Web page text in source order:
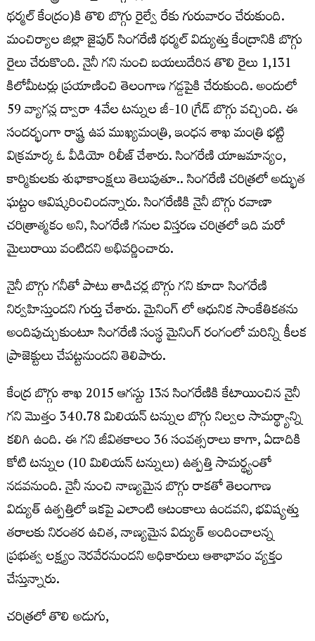
థర్మల్ కేంద్రం)కి తొలి బొగ్గు రైల్వే రేకు గురువారం చేరుకుంది.
మంచిర్యాల జిల్లా జైపుర్‌ సింగరేణి థర్మల్‌ విద్యుత్తు కేంద్రానికి బొగ్గు
రైలు చేరుకొంది. నైనీ గని నుంచి బయలుదేరిన తొలి రైలు 1,131
కిలోమీటర్లు ప్రయాణించి తెలంగాణ గడ్డపైకి చేరుకుంది. అందులో
59 వ్యాగన్ల ద్వారా 4వేల టన్నుల జీ-10 గ్రేడ్‌ బొగ్గు వచ్చింది. ఈ
సందర్భంగా రాష్ట్ర ఉప ముఖ్యమంత్రి, ఇంధన శాఖ మంత్రి భట్టి
విక్రమార్క ఓ వీడియో రిలీజ్ చేశారు. సింగరేణి యాజమాన్యం,
కార్మికులకు శుభాకాంక్షలు తెలుపుతూ.. సింగరేణి చరిత్రలో అద్భుత
ఘట్టం ఆవిష్కరించిందన్నారు. సింగరేణికి నైనీ బొగ్గు రవాణా
చరిత్రాత్మకం అని, సింగరేణి గనుల విస్తరణ చరిత్రలో ఇది మరో
మైలురాయి వంటిదని అభివర్ణించారు.
నైనీ బొగ్గు గనీతో పాటు తాడిచర్ల బొగ్గు గని కూడా సింగరేణి
నిర్వహిస్తుందని గుర్తు చేశారు. మైనింగ్ లో ఆధునిక సాంకేతికతను
అందిపుచ్చుకుంటూ సింగరేణి సంస్థ మైనింగ్ రంగంలో మరిన్ని కీలక
ప్రాజెక్టులు చేపట్టనుందని తెలిపారు.
కేంద్ర బొగ్గు శాఖ 2015 ఆగస్టు 13న సింగరేణికి కేటాయించిన నైనీ
గని మొత్తం 340.78 మిలియన్ టన్నుల బొగ్గు నిల్వల సామర్థ్యాన్ని
కలిగి ఉంది. ఈ గని జీవితకాలం 36 సంవత్సరాలు కాగా, ఏడాదికి
కోటి టన్నుల (10 మిలియన్ టన్నులు) ఉత్పత్తి సామర్థ్యంతో
నడవనుంది. నైనీ నుంచి నాణ్యమైన బొగ్గు రాకతో తెలంగాణ
విద్యుత్ ఉత్పత్తిలో ఇకపై ఎలాంటి ఆటంకాలు ఉండవని, భవిష్యత్తు
తరాలకు నిరంతర ఉచిత, నాణ్యమైన విద్యుత్ అందించాలన్న
ప్రభుత్వ లక్ష్యం నెరవేరనుందని అధికారులు ఆశాభావం వ్యక్తం
చేస్తున్నారు.
చరిత్రలో తొలి అడుగు,